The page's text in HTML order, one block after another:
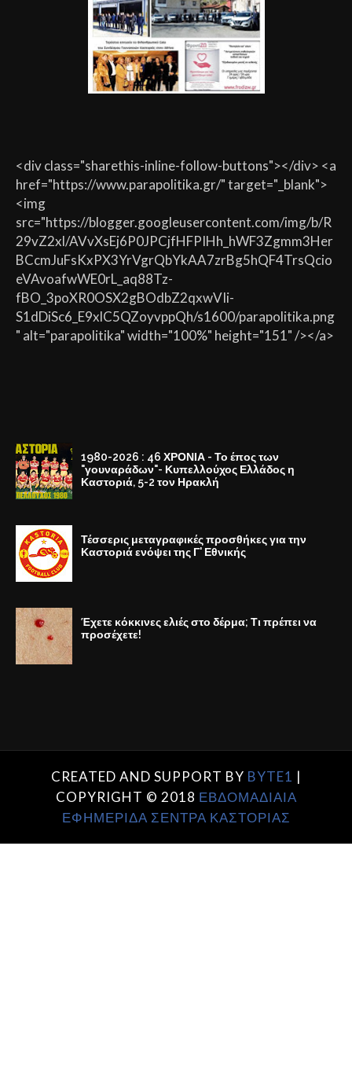
<div class="sharethis-inline-follow-buttons"></div> <a
href="https://www.parapolitika.gr/" target="_blank">
<img
src="https://blogger.googleusercontent.com/img/b/R
29vZ2xl/AVvXsEj6P0JPCjfHFPIHh_hWF3Zgmm3Her
BCcmJuFsKxPX3YrVgrQbYkAA7zrBg5hQF4TrsQcio
eVAvoafwWE0rL_aq88Tz-
fBO_3poXR0OSX2gBOdbZ2qxwVIi-
S1dDiSc6_E9xlC5QZoyvppQh/s1600/parapolitika.png
" alt="parapolitika" width="100%" height="151" /></a>
1980-2026 : 46 ΧΡΟΝΙΑ - Το έπος των
"γουναράδων"- Κυπελλούχος Ελλάδος η
Καστοριά, 5-2 τον Ηρακλή
Τέσσερις μεταγραφικές προσθήκες για την
Καστοριά ενόψει της Γ' Εθνικής
Έχετε κόκκινες ελιές στο δέρμα; Τι πρέπει να
προσέχετε!
CREATED AND SUPPORT BY BYTE1 |
COPYRIGHT © 2018 ΕΒΔΟΜΑΔΙΑΙΑ
ΕΦΗΜΕΡΙΔΑ ΣΕΝΤΡΑ ΚΑΣΤΟΡΙΑΣ